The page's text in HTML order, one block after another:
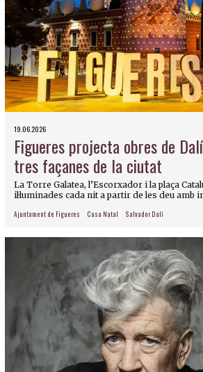
19.06.2026
Figueres projecta obres de
tres façanes de la ciutat
La Torre Galatea, l’Escorxador i la plaça
il·luminades cada nit a partir de les deu amb
Ajuntament de Figueres Casa Natal Salvador Dalí